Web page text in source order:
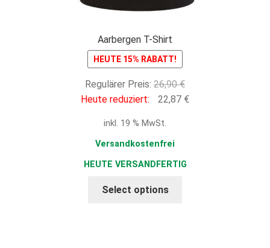
Aarbergen T-Shirt
HEUTE 15% RABATT!
Regulärer Preis: 26,90€Ursprünglicher
Preis
Heute reduziert: 22,87 €Aktueller
inkl. 19 % MwSt.
Versandkostenfrei
HEUTE VERSANDFERTIG
Select options